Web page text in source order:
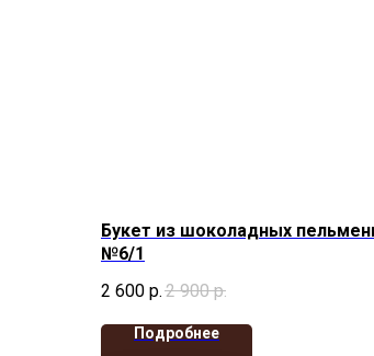
Букет из шоколадных
№6/1
2 600 р. 2 900 р.
Подробнее